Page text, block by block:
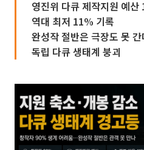
영진위 다큐 제작지원 예
역대 최저 11% 기록
완성작 절반은 극장도 못
독립 다큐 생태계 붕괴